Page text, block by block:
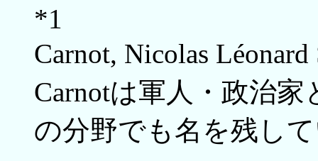
*1
Carnot, Nicolas
Carnotは軍人・政治
の分野でも名を残し